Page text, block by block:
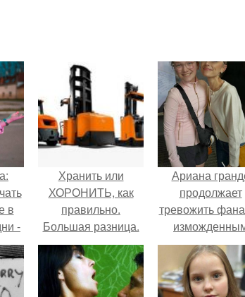
в
-
по
Хранить или
ХОРОНИТЬ, как
правильно.
Большая разница.
Хранить, беречь,
сохранять.
Ариана
продолжает
тревожить
Видом.